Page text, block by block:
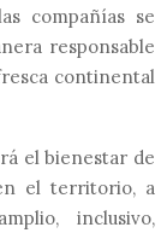
compañías se
responsable
continental
el bienestar de
el territorio, a
inclusivo,